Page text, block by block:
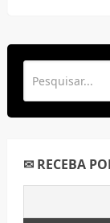
✉ RECEBA